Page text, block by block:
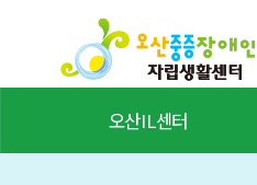
오산IL센터